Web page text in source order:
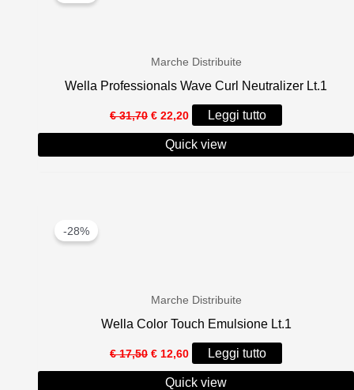
Marche Distribuite
Wella Professionals Wave Curl Neutralizer Lt.1
€31,70 Il
prezzo
originale
era:
€ 22,20 Il
prezzo
attuale
è:
Leggi tutto
Quick view
-28%
Marche Distribuite
Wella Color Touch Emulsione Lt.1
€17,50 Il
prezzo
originale
€ 12,60 Il
prezzo
attuale
Leggi tutto
Quick view